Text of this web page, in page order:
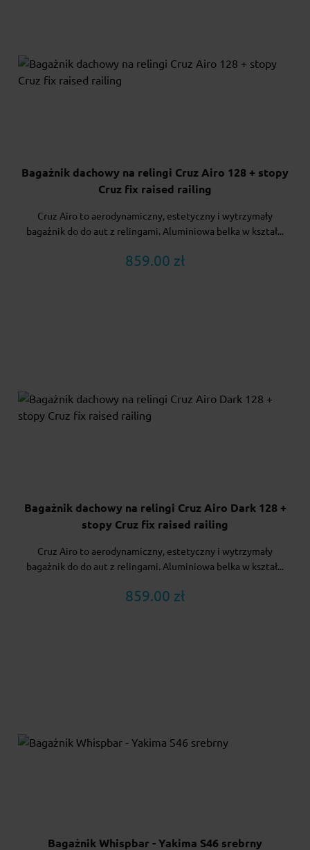
Bagażnik dachowy na relingi Cruz Airo 128 + stopy
Cruz fix raised railing
Cruz Airo to aerodynamiczny, estetyczny i wytrzymały
bagażnik do do aut z relingami. Aluminiowa belka w kształ...
859.00 zł
Bagażnik dachowy na relingi Cruz Airo Dark 128 +
stopy Cruz fix raised railing
Cruz Airo to aerodynamiczny, estetyczny i wytrzymały
bagażnik do do aut z relingami. Aluminiowa belka w kształ...
859.00 zł
Bagażnik Whispbar - Yakima S46 srebrny